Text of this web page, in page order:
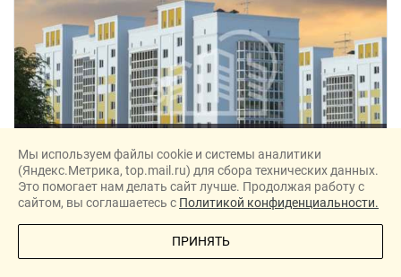
ООО «Жилстройиндустрия»
ул.Ломоносова, 3 к. 1, р-н Конева, г. Вологда
ПОЗВОНИТЕ МНЕ
Мы используем файлы cookie и системы аналитики
(Яндекс.Метрика, top.mail.ru) для сбора технических данных.
Это помогает нам делать сайт лучше. Продолжая работу с
сайтом, вы соглашаетесь с Политикой конфиденциальности.
ПРИНЯТЬ